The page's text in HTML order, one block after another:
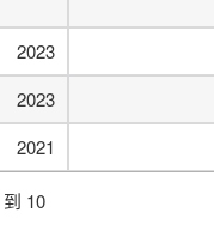
2023
2023
2021
10